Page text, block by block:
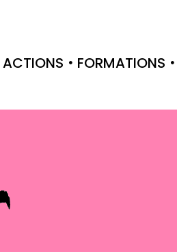
ACTIONS FORMATIONS